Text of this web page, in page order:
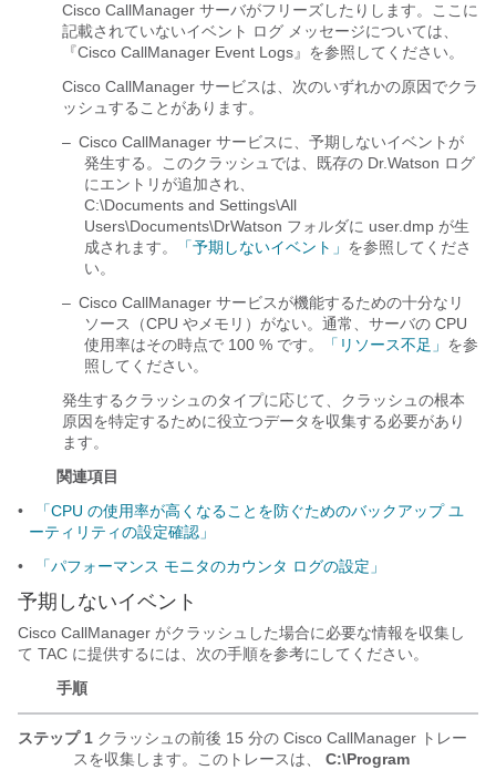
Cisco CallManager サーバがフリーズしたりします。ここに
記載されていないイベント ログ メッセージについては、
『Cisco CallManager Event Logs』を参照してください。
Cisco CallManager サービスは、次のいずれかの原因でクラ
ッシュすることがあります。
– Cisco CallManager サービスに、予期しないイベントが
発生する。このクラッシュでは、既存の Dr.Watson ログ
にエントリが追加され、
C:\Documents and Settings\All
Users\Documents\DrWatson フォルダに user.dmp が生
成されます。
「予期しないイベント」 を参照してくださ
い。
– Cisco CallManager サービスが機能するための十分なリ
ソース（CPU やメモリ）がない。通常、サーバの CPU
使用率はその時点で 100 % です。
「リソース不足」 を参
照してください。
発生するクラッシュのタイプに応じて、クラッシュの根本
原因を特定するために役立つデータを収集する必要があり
ます。
関連項目
•
「CPU の使用率が高くなることを防ぐためのバックアップ ユ
ーティリティの設定確認」
•
「パフォーマンス モニタのカウンタ ログの設定」
予期しないイベント
Cisco CallManager がクラッシュした場合に必要な情報を収集し
て TAC に提供するには、次の手順を参考にしてください。
手順
ステップ 1 クラッシュの前後 15 分の Cisco CallManager トレー
スを収集します。このトレースは、
C:\Program